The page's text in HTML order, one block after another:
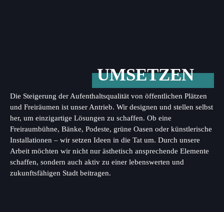
UMSETZEN
Die Steigerung der Aufenthaltsqualität von öffentlichen Plätzen
und Freiräumen ist unser Antrieb. Wir designen und stellen selbst
her, um einzigartige Lösungen zu schaffen. Ob eine
Freiraumbühne, Bänke, Podeste, grüne Oasen oder künstlerische
Installationen – wir setzen Ideen in die Tat um. Durch unsere
Arbeit möchten wir nicht nur ästhetisch ansprechende Elemente
schaffen, sondern auch aktiv zu einer lebenswerten und
zukunftsfähigen Stadt beitragen.